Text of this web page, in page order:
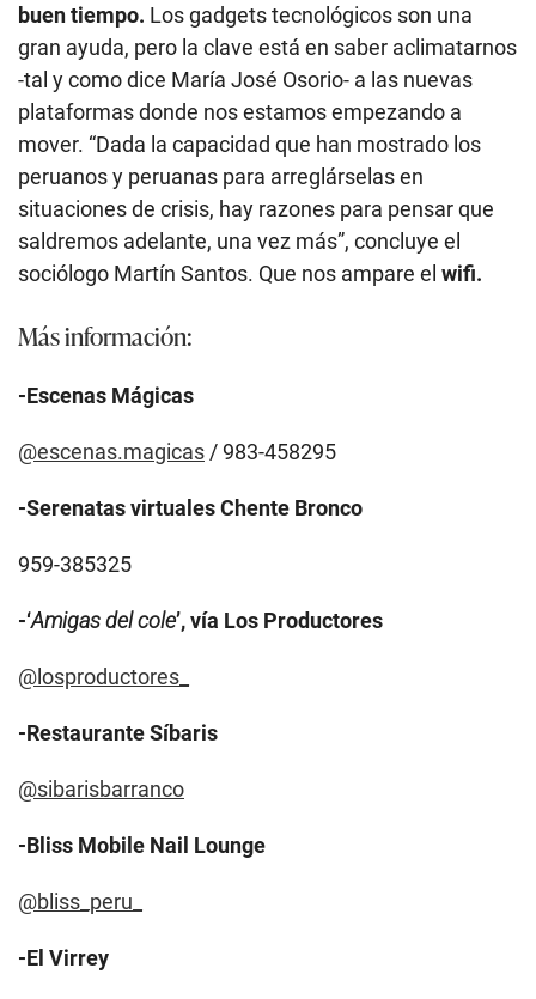
buen tiempo. Los gadgets tecnológicos son una
gran ayuda, pero la clave está en saber aclimatarnos
-tal y como dice María José Osorio- a las nuevas
plataformas donde nos estamos empezando a
mover. “Dada la capacidad que han mostrado los
peruanos y peruanas para arreglárselas en
situaciones de crisis, hay razones para pensar que
saldremos adelante, una vez más”, concluye el
sociólogo Martín Santos. Que nos ampare el wifi.
Más información:
-Escenas Mágicas
@escenas.magicas / 983-458295
-Serenatas virtuales Chente Bronco
959-385325
-‘Amigas del cole’, vía Los Productores
@losproductores_
-Restaurante Síbaris
@sibarisbarranco
-Bliss Mobile Nail Lounge
@bliss_peru_
-El Virrey